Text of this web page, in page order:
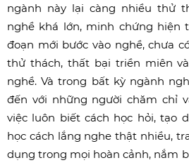
ngành này lại càng nhiều thử
nghề khá lớn, minh chứng hiện
đoạn mới bước vào nghề, chưa
thử thách, thất bại triền miên
nghề. Và trong bất kỳ ngành
đến với những người chăm chỉ
việc luôn biết cách học hỏi, tạo
học cách lắng nghe thật nhiều,
dụng trong mọi hoàn cảnh, nắm